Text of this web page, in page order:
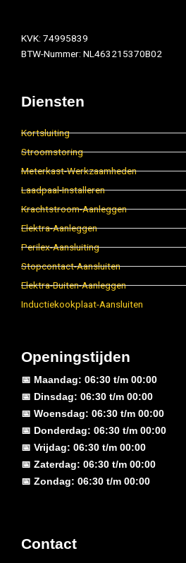
KVK: 74995839
BTW-Nummer: NL463215370B02
Diensten
Kortsluiting
Stroomstoring
Meterkast-Werkzaamheden
Laadpaal-Installeren
Krachtstroom-Aanleggen
Elektra-Aanleggen
Perilex-Aansluiting
Stopcontact-Aansluiten
Elektra-Buiten-Aanleggen
Inductiekookplaat-Aansluiten
Openingstijden
📅 Maandag: 06:30 t/m 00:00
📅 Dinsdag: 06:30 t/m 00:00
📅 Woensdag: 06:30 t/m 00:00
📅 Donderdag: 06:30 t/m 00:00
📅 Vrijdag: 06:30 t/m 00:00
📅 Zaterdag: 06:30 t/m 00:00
📅 Zondag: 06:30 t/m 00:00
Contact